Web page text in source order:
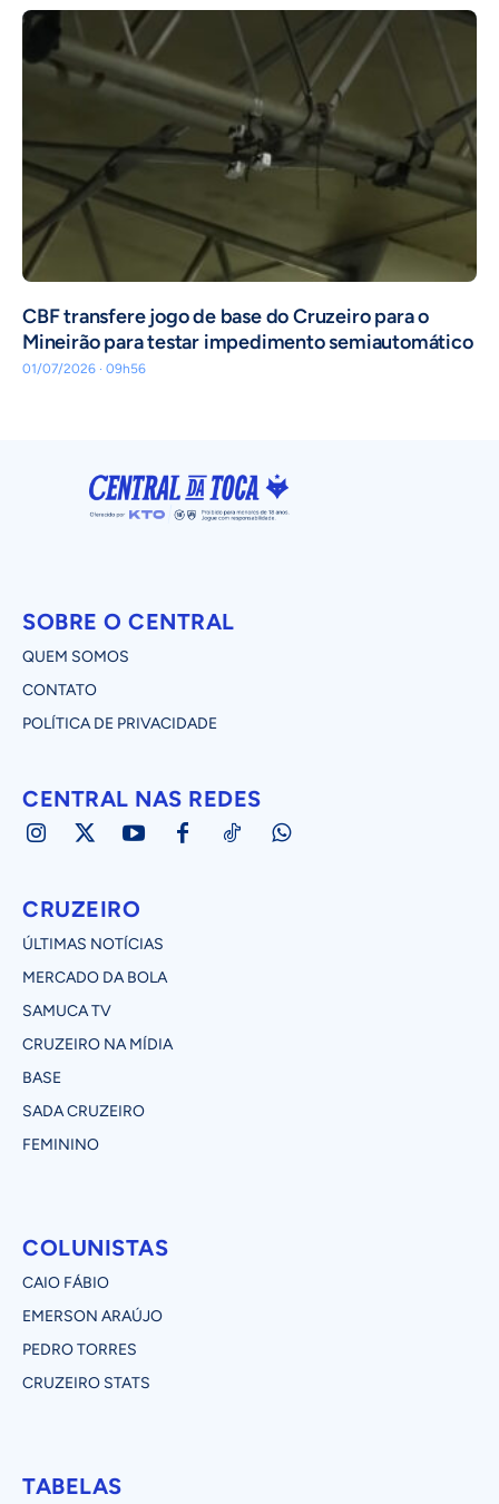
CBF transfere jogo de base do Cruzeiro para o
Mineirão para testar impedimento semiautomático
01/07/2026 · 09h56
SOBRE O CENTRAL
QUEM SOMOS
CONTATO
POLÍTICA DE PRIVACIDADE
CENTRAL NAS REDES
CRUZEIRO
ÚLTIMAS NOTÍCIAS
MERCADO DA BOLA
SAMUCA TV
CRUZEIRO NA MÍDIA
BASE
SADA CRUZEIRO
FEMININO
COLUNISTAS
CAIO FÁBIO
EMERSON ARAÚJO
PEDRO TORRES
CRUZEIRO STATS
TABELAS